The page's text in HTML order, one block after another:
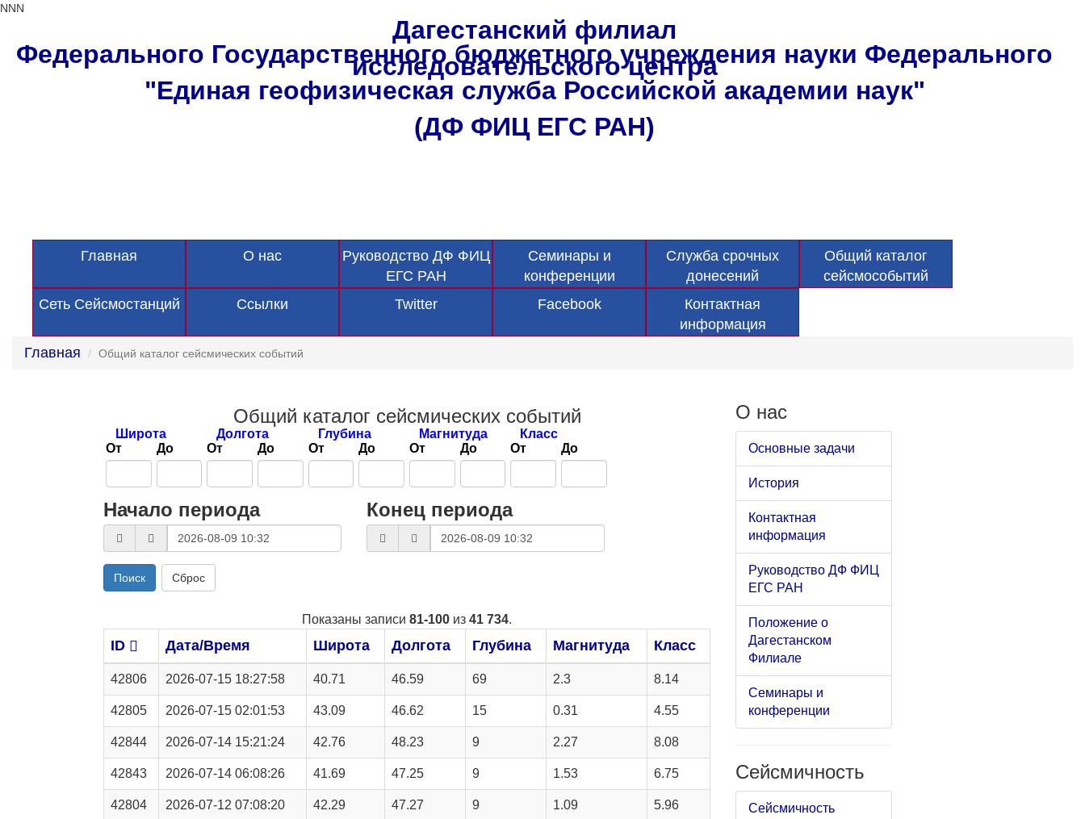
NNN
Дагестанский филиал
Федерального Государственного бюджетного учреждения науки Федерального
исследовательского центра
"Единая геофизическая служба Российской академии наук"
(ДФ ФИЦ ЕГС РАН)
Главная О нас
Руководство ДФ ФИЦ
ЕГС РАН
Семинары и
конференции
Служба срочных
донесений
Общий каталог
сейсмособытий
Сеть Сейсмостанций
Ссылки Twitter Facebook
Контактная
информация
Главная
Общий каталог сейсмических событий
Общий каталог сейсмических событий
Широта Долгота Глубина Магнитуда
Класс
От
До От До От До От До От До
Начало периода Конец периода
Поиск Сброс
Показаны записи 81-100 из 41 734.
ID Дата/Время Широта Долгота Глубина Магнитуда Класс
42806 2026-07-15 18:27:58 40.71 46.59 69 2.3 8.14
42805 2026-07-15 02:01:53 43.09 46.62 15 0.31 4.55
42844 2026-07-14 15:21:24 42.76 48.23 9 2.27 8.08
42843 2026-07-14 06:08:26 41.69 47.25 9 1.53 6.75
42804 2026-07-12 07:08:20 42.29 47.27 9 1.09 5.96
О нас
Основные задачи
История
Контактная
информация
Руководство ДФ ФИЦ
ЕГС РАН
Положение о
Дагестанском
Филиале
Семинары и
конференции
Сейсмичность
Сейсмичность